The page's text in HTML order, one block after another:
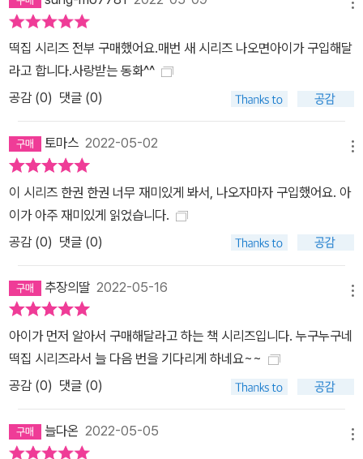
떡집 시리즈 전부 구매했어요.매번 새 시리즈 나오면아이가 구입해달
라고 합니다.사랑받는 동화^^
공감 (0) 댓글 (0)
토마스 2022-05-02
이 시리즈 한권 한권 너무 재미있게 봐서, 나오자마자 구입했어요. 아
이가 아주 재미있게 읽었습니다.
공감 (0) 댓글 (0)
추장의딸 2022-05-16
아이가 먼저 알아서 구매해달라고 하는 책 시리즈입니다. 누구누구네
떡집 시리즈라서 늘 다음 번을 기다리게 하네요~~
공감 (0) 댓글 (0)
늘다온 2022-05-05